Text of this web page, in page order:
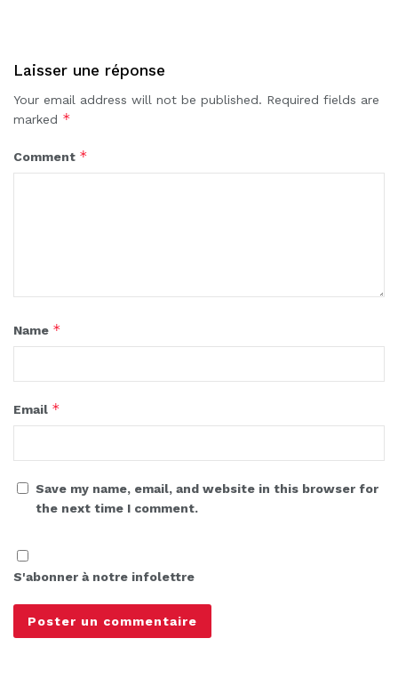
Laisser une réponse
Your email address will not be published. Required fields are
marked *
Comment *
Name *
Email *
Save my name, email, and website in this browser for
the next time I comment.
S'abonner à notre infolettre